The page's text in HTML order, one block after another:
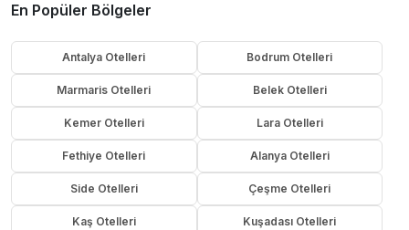
En Popüler Bölgeler
Antalya Otelleri Bodrum Otelleri
Marmaris Otelleri Belek Otelleri
Kemer Otelleri Lara Otelleri
Fethiye Otelleri Alanya Otelleri
Side Otelleri Çeşme Otelleri
Kaş Otelleri Kuşadası Otelleri